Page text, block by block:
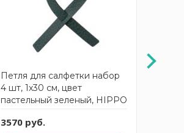
Петля для салфетки набор
4 шт, 1х30 см, цвет
пастельный зеленый, HIPPO
3570 руб.